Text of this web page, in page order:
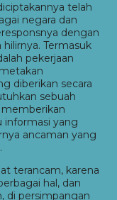
telah
negara dan
dengan
Termasuk
pekerjaan
diberikan secara
sebuah
informasi yang
ancaman yang
terancam, karena
hal, dan
di persimpangan